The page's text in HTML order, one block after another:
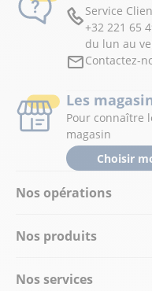
Nos opérations
Nos produits
Nos services
Service
+32 221 65
du lun au
Contactez-
Les
Pour connaître
magasin
Choisir